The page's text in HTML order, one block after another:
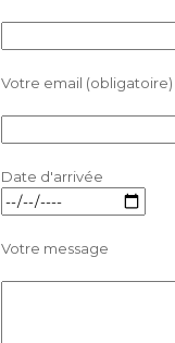
Votre email (obligatoire)
Date d'arrivée
Votre message